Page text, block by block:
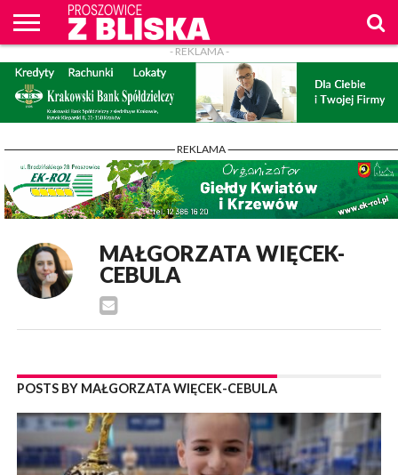
O
NAS
WIADOMOŚCI
ZAPYTAM
WPROST
CENNIK
REKLAM
PROSZOWICE
Z BLISKA
KONTAKT
- REKLAMA -
- REKLAMA -
MAŁGORZATA WIĘCEK-
CEBULA
POSTS BY MAŁGORZATA WIĘCEK-CEBULA